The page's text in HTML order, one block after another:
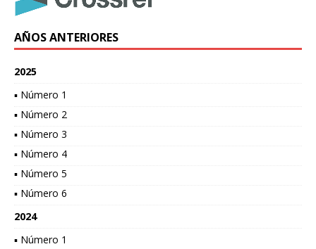
AÑOS ANTERIORES
2025
▪ Número 1
▪ Número 2
▪ Número 3
▪ Número 4
▪ Número 5
▪ Número 6
2024
▪ Número 1